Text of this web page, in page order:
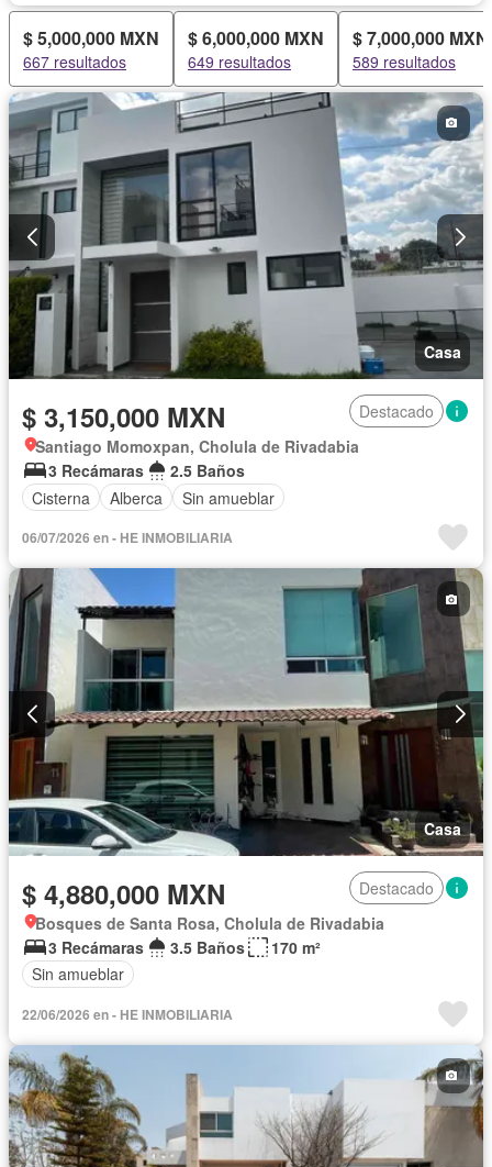
Vista panorámica
Wifi Zonas verdes Sin amueblar
$ 5,000,000 MXN
667 resultados
$ 6,000,000 MXN
649 resultados
$ 7,000,000 MXN
589 resultados
Casa
$ 3,150,000 MXN
Destacado
Santiago Momoxpan, Cholula de Rivadabia
3 Recámaras
2.5 Baños
Cisterna
Alberca Sin amueblar
06/07/2026 en - HE INMOBILIARIA
Casa
$ 4,880,000 MXN
Destacado
Bosques de Santa Rosa, Cholula de Rivadabia
3 Recámaras
3.5 Baños
170 m²
Sin amueblar
22/06/2026 en - HE INMOBILIARIA